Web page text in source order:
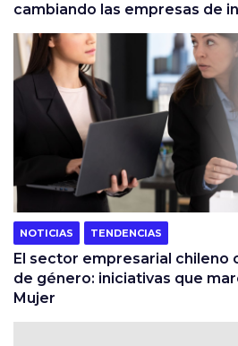
cambiando las empresas de
NOTICIAS TENDENCIAS
El sector empresarial chileno
de género: iniciativas que
Mujer